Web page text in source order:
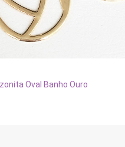
ADICIONAR AO CARRINHO
Oval Banho Ouro